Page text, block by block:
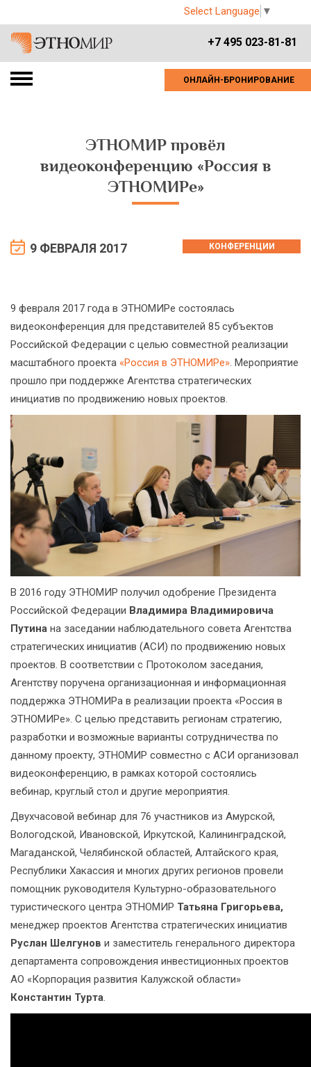
Select Language ▼
+7 495 023-81-81
ОНЛАЙН-БРОНИРОВАНИЕ
ЭТНОМИР провёл
видеоконференцию «Россия в
ЭТНОМИРе»
9 ФЕВРАЛЯ 2017 КОНФЕРЕНЦИИ
9 февраля 2017 года в ЭТНОМИРе состоялась
видеоконференция для представителей 85 субъектов
Российской Федерации с целью совместной реализации
масштабного проекта «Россия в ЭТНОМИРе». Мероприятие
прошло при поддержке Агентства стратегических
инициатив по продвижению новых проектов.
В 2016 году ЭТНОМИР получил одобрение Президента
Российской Федерации Владимира Владимировича
Путина на заседании наблюдательного совета Агентства
стратегических инициатив (АСИ) по продвижению новых
проектов. В соответствии с Протоколом заседания,
Агентству поручена организационная и информационная
поддержка ЭТНОМИРа в реализации проекта «Россия в
ЭТНОМИРе». С целью представить регионам стратегию,
разработки и возможные варианты сотрудничества по
данному проекту, ЭТНОМИР совместно с АСИ организовал
видеоконференцию, в рамках которой состоялись
вебинар, круглый стол и другие мероприятия.
Двухчасовой вебинар для 76 участников из Амурской,
Вологодской, Ивановской, Иркутской, Калининградской,
Магаданской, Челябинской областей, Алтайского края,
Республики Хакассия и многих других регионов провели
помощник руководителя Культурно-образовательного
туристического центра ЭТНОМИР Татьяна Григорьева,
менеджер проектов Агентства стратегических инициатив
Руслан Шелгунов и заместитель генерального директора
департамента сопровождения инвестиционных проектов
АО «Корпорация развития Калужской области»
Константин Турта.